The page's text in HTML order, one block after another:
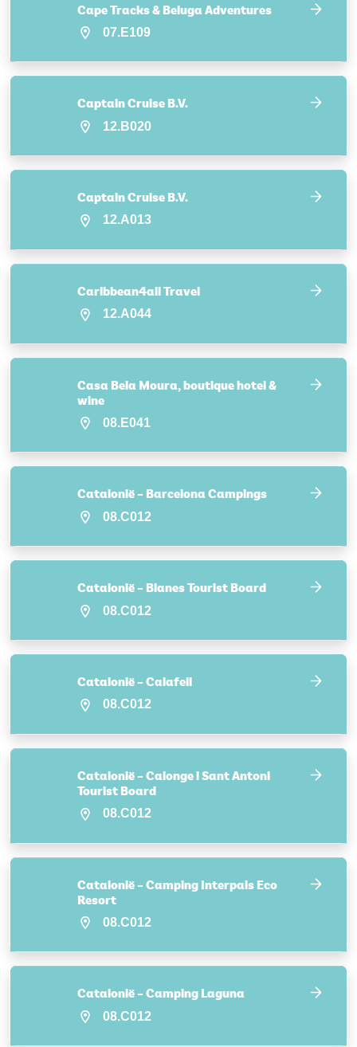
Cape Tracks & Beluga Adventures
07.E109
Captain Cruise B.V.
12.B020
Captain Cruise B.V.
12.A013
Caribbean4all Travel
12.A044
Casa Bela Moura, boutique hotel &
wine
08.E041
Catalonië – Barcelona Campings
08.C012
Catalonië – Blanes Tourist Board
08.C012
Catalonië – Calafell
08.C012
Catalonië – Calonge i Sant Antoni
Tourist Board
08.C012
Catalonië – Camping Interpals Eco
Resort
08.C012
Catalonië – Camping Laguna
08.C012